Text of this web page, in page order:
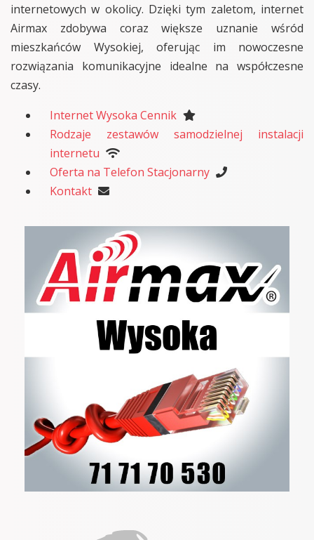
internetowych w okolicy. Dzięki tym zaletom, internet
Airmax zdobywa coraz większe uznanie wśród
mieszkańców Wysokiej, oferując im nowoczesne
rozwiązania komunikacyjne idealne na współczesne
czasy.
Internet Wysoka Cennik
Rodzaje zestawów samodzielnej instalacji
internetu
Oferta na Telefon Stacjonarny
Kontakt